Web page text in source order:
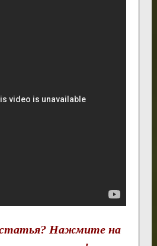
статья? Нажмите на